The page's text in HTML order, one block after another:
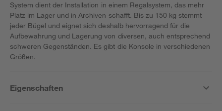
System dient der Installation in einem Regalsystem, das mehr
Platz im Lager und in Archiven schafft. Bis zu 150 kg stemmt
jeder Bügel und eignet sich deshalb hervorragend für die
Aufbewahrung und Lagerung von diversen, auch entsprechend
schweren Gegenständen. Es gibt die Konsole in verschiedenen
Größen.
Eigenschaften